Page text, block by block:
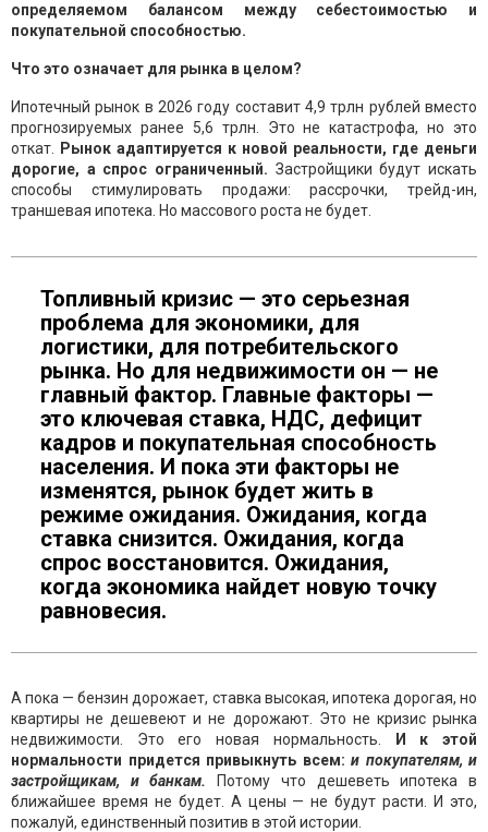
определяемом балансом между себестоимостью и
покупательной способностью.
Что это означает для рынка в целом?
Ипотечный рынок в 2026 году составит 4,9 трлн рублей вместо
прогнозируемых ранее 5,6 трлн. Это не катастрофа, но это
откат.
Рынок адаптируется к новой реальности, где деньги
дорогие, а спрос ограниченный. Застройщики будут искать
способы стимулировать продажи: рассрочки, трейд-ин,
траншевая ипотека. Но массового роста не будет.
Топливный кризис — это серьезная
проблема для экономики, для
логистики, для потребительского
рынка. Но для недвижимости он — не
главный фактор. Главные факторы —
это ключевая ставка, НДС, дефицит
кадров и покупательная способность
населения. И пока эти факторы не
изменятся, рынок будет жить в
режиме ожидания. Ожидания, когда
ставка снизится. Ожидания, когда
спрос восстановится. Ожидания,
когда экономика найдет новую точку
равновесия.
А пока — бензин дорожает, ставка высокая, ипотека дорогая, но
квартиры не дешевеют и не дорожают. Это не кризис рынка
недвижимости. Это его новая нормальность.
И к этой
нормальности придется привыкнуть всем: и покупателям, и
застройщикам, и банкам. Потому что дешеветь ипотека в
ближайшее время не будет. А цены — не будут расти. И это,
пожалуй, единственный позитив в этой истории.